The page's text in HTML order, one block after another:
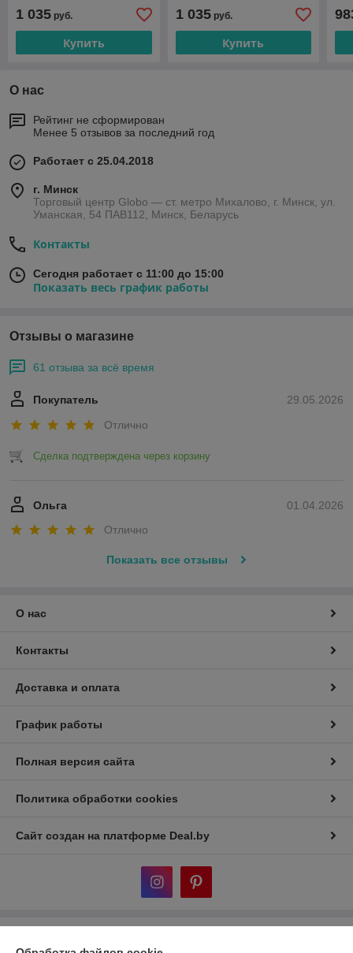
1 035 руб.
Купить
1 035руб.
Купить
О нас
Рейтинг не сформирован
Менее 5 отзывов за последний год
Работает с 25.04.2018
г. Минск
Торговый центр Globo — ст. метро Михалово, г. Минск, ул.
Уманская, 54 ПАВ112, Минск, Беларусь
Контакты
Сегодня работает с 11:00 до 15:00
Показать весь график работы
Отзывы о магазине
61 отзыва за всё время
29.05.2026
Покупатель
Отлично
Сделка подтверждена через корзину
01.04.2026
Ольга
Отлично
Показать все отзывы
О нас
Контакты
Доставка и оплата
График работы
Полная версия сайта
Политика обработки cookies
Сайт создан на платформе Deal.by